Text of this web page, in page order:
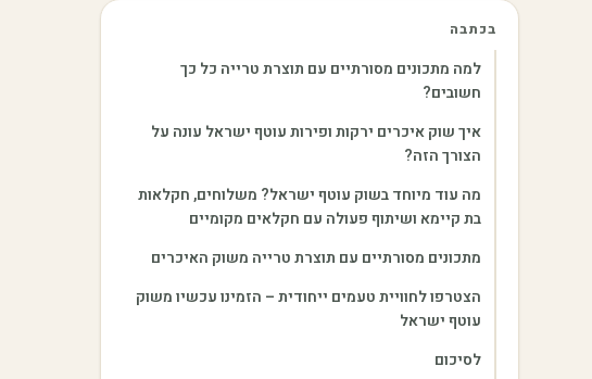
בכתבה
למה מתכונים מסורתיים עם תוצרת טרייה כל כך
חשובים?
איך שוק איכרים ירקות ופירות עוטף ישראל עונה על
הצורך הזה?
מה עוד מיוחד בשוק עוטף ישראל? משלוחים, חקלאות
בת קיימא ושיתוף פעולה עם חקלאים מקומיים
מתכונים מסורתיים עם תוצרת טרייה משוק האיכרים
הצטרפו לחוויית טעמים ייחודית – הזמינו עכשיו משוק
עוטף ישראל
לסיכום